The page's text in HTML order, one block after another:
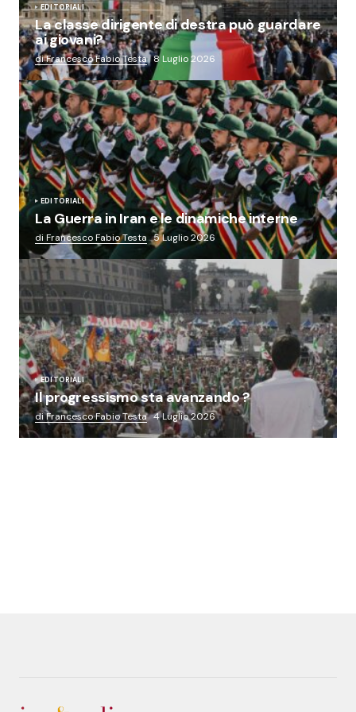
EDITORIALI
La classe dirigente di destra può guardare
ai giovani?
di Francesco Fabio Testa 8 Luglio 2026
EDITORIALI
La Guerra in Iran e le dinamiche interne
di Francesco Fabio Testa 5 Luglio 2026
EDITORIALI
Il progressismo sta avanzando ?
di Francesco Fabio Testa 4 Luglio 2026